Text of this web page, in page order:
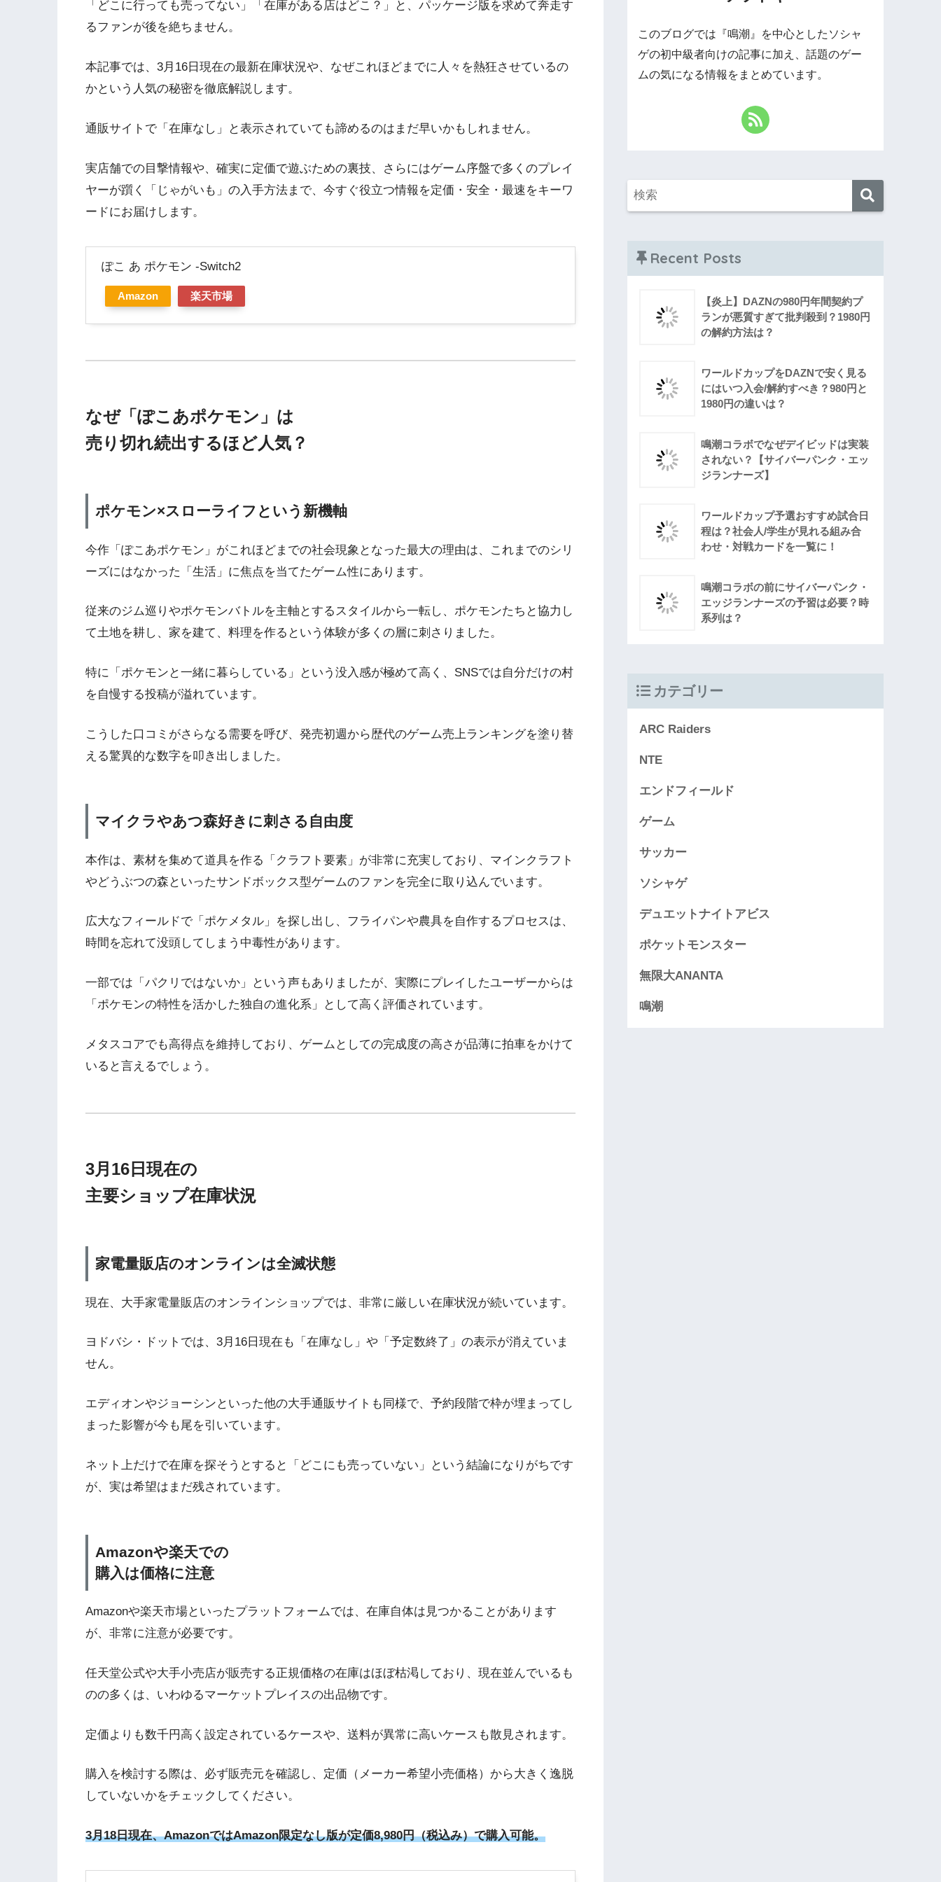
「どこに行っても売ってない」「在庫がある店はどこ？」と、パッケージ版を求めて奔走す
るファンが後を絶ちません。
本記事では、3月16日現在の最新在庫状況や、なぜこれほどまでに人々を熱狂させているの
かという人気の秘密を徹底解説します。
通販サイトで「在庫なし」と表示されていても諦めるのはまだ早いかもしれません。
実店舗での目撃情報や、確実に定価で遊ぶための裏技、さらにはゲーム序盤で多くのプレイ
ヤーが躓く「じゃがいも」の入手方法まで、今すぐ役立つ情報を定価・安全・最速をキーワ
ードにお届けします。
ぽこ あ ポケモン -Switch2
Amazon 楽天市場
なぜ「ぽこあポケモン」は
売り切れ続出するほど人気？
ポケモン×スローライフという新機軸
今作「ぽこあポケモン」がこれほどまでの社会現象となった最大の理由は、これまでのシリ
ーズにはなかった「生活」に焦点を当てたゲーム性にあります。
従来のジム巡りやポケモンバトルを主軸とするスタイルから一転し、ポケモンたちと協力し
て土地を耕し、家を建て、料理を作るという体験が多くの層に刺さりました。
特に「ポケモンと一緒に暮らしている」という没入感が極めて高く、SNSでは自分だけの村
を自慢する投稿が溢れています。
こうした口コミがさらなる需要を呼び、発売初週から歴代のゲーム売上ランキングを塗り替
える驚異的な数字を叩き出しました。
マイクラやあつ森好きに刺さる自由度
本作は、素材を集めて道具を作る「クラフト要素」が非常に充実しており、マインクラフト
やどうぶつの森といったサンドボックス型ゲームのファンを完全に取り込んでいます。
広大なフィールドで「ポケメタル」を探し出し、フライパンや農具を自作するプロセスは、
時間を忘れて没頭してしまう中毒性があります。
一部では「パクリではないか」という声もありましたが、実際にプレイしたユーザーからは
「ポケモンの特性を活かした独自の進化系」として高く評価されています。
メタスコアでも高得点を維持しており、ゲームとしての完成度の高さが品薄に拍車をかけて
いると言えるでしょう。
3月16日現在の
主要ショップ在庫状況
家電量販店のオンラインは全滅状態
現在、大手家電量販店のオンラインショップでは、非常に厳しい在庫状況が続いています。
ヨドバシ・ドットでは、3月16日現在も「在庫なし」や「予定数終了」の表示が消えていま
せん。
エディオンやジョーシンといった他の大手通販サイトも同様で、予約段階で枠が埋まってし
まった影響が今も尾を引いています。
ネット上だけで在庫を探そうとすると「どこにも売っていない」という結論になりがちです
が、実は希望はまだ残されています。
Amazonや楽天での
購入は価格に注意
Amazonや楽天市場といったプラットフォームでは、在庫自体は見つかることがあります
が、非常に注意が必要です。
任天堂公式や大手小売店が販売する正規価格の在庫はほぼ枯渇しており、現在並んでいるも
のの多くは、いわゆるマーケットプレイスの出品物です。
定価よりも数千円高く設定されているケースや、送料が異常に高いケースも散見されます。
購入を検討する際は、必ず販売元を確認し、定価（メーカー希望小売価格）から大きく逸脱
していないかをチェックしてください。
3月18日現在、AmazonではAmazon限定なし版が定価8,980円（税込み）で購入可能。
このブログでは『鳴潮』を中心としたソシャ
ゲの初中級者向けの記事に加え、話題のゲー
ムの気になる情報をまとめています。
Recent Posts
【炎上】DAZNの980円年間契約プ
ランが悪質すぎて批判殺到？1980円
の解約方法は？
ワールドカップをDAZNで安く見る
にはいつ入会/解約すべき？980円と
1980円の違いは？
鳴潮コラボでなぜデイビッドは実装
されない？【サイバーパンク・エッ
ジランナーズ】
ワールドカップ予選おすすめ試合日
程は？社会人/学生が見れる組み合
わせ・対戦カードを一覧に！
鳴潮コラボの前にサイバーパンク・
エッジランナーズの予習は必要？時
系列は？
カテゴリー
ARC Raiders
NTE
エンドフィールド
ゲーム
サッカー
ソシャゲ
デュエットナイトアビス
ポケットモンスター
無限大ANANTA
鳴潮